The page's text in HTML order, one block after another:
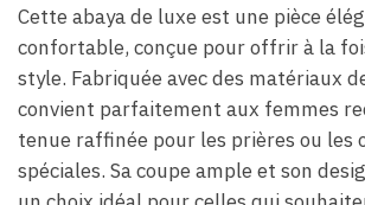
Cette abaya de luxe est une pièce
confortable, conçue pour offrir à la
style. Fabriquée avec des matériaux
convient parfaitement aux femmes
tenue raffinée pour les prières ou les
spéciales. Sa coupe ample et son